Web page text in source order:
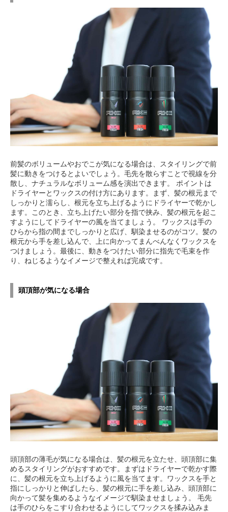
前髪のボリュームやおでこが気になる場合は、スタイリングで前
髪に動きをつけるとよいでしょう。毛先を散らすことで視線を分
散し、ナチュラルなボリューム感を演出できます。 ポイントは
ドライヤーとワックスの付け方にあります。まず、髪の根元まで
しっかりと濡らし、根元を立ち上げるようにドライヤーで乾かし
ます。このとき、立ち上げたい部分を指で挟み、髪の根元を起こ
すようにしてドライヤーの風を当てましょう。 ワックスは手の
ひらから指の間までしっかりと広げ、馴染ませるのがコツ。髪の
根元から手を差し込んで、上に向かってまんべんなくワックスを
つけましょう。最後に、動きをつけたい部分に指先で毛束を作
り、ねじるようなイメージで整えれば完成です。
頭頂部が気になる場合
頭頂部の薄毛が気になる場合は、髪の根元を立たせ、頭頂部に集
めるスタイリングがおすすめです。まずはドライヤーで乾かす際
に、髪の根元を立ち上げるように風を当てます。ワックスを手と
指にしっかりと伸ばしたら、髪の根元に手を差し込み、頭頂部に
向かって髪を集めるようなイメージで馴染ませましょう。 毛先
は手のひらをこすり合わせるようにしてワックスを揉み込みま